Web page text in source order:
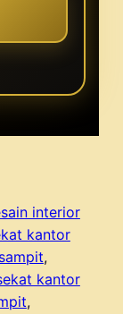
interior
kantor
kantor